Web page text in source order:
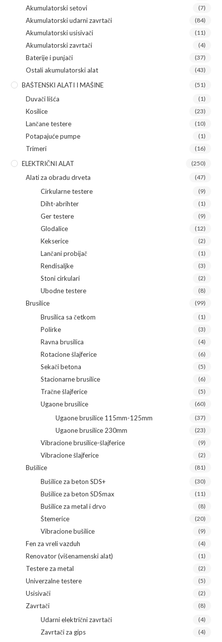
Akumulatorski setovi (7)
Akumulatorski udarni zavrtači (84)
Akumulatorski usisivači (11)
Akumulatorski zavrtači (4)
Baterije i punjači (37)
Ostali akumulatorski alat (43)
BAŠTENSKI ALATI I MAŠINE (51)
Duvači lišća (1)
Kosilice (23)
Lančane testere (10)
Potapajuće pumpe (1)
Trimeri (16)
ELEKTRIČNI ALAT (250)
Alati za obradu drveta (47)
Cirkularne testere (9)
Diht-abrihter (1)
Ger testere (9)
Glodalice (12)
Kekserice (2)
Lančani probijač (1)
Rendisaljke (3)
Stoni cirkulari (2)
Ubodne testere (8)
Brusilice (99)
Brusilica sa četkom (1)
Polirke (3)
Ravna brusilica (4)
Rotacione šlajferice (6)
Sekači betona (5)
Stacionarne brusilice (6)
Tračne šlajferice (5)
Ugaone brusilice (60)
Ugaone brusilice 115mm-125mm (37)
Ugaone brusilice 230mm (23)
Vibracione brusilice-šlajferice (9)
Vibracione šlajferice (2)
Bušilice (81)
Bušilice za beton SDS+ (30)
Bušilice za beton SDSmax (11)
Bušilice za metal i drvo (8)
Štemerice (20)
Vibracione bušilice (9)
Fen za vreli vazduh (4)
Renovator (višenamenski alat) (1)
Testere za metal (2)
Univerzalne testere (5)
Usisivači (2)
Zavrtači (8)
Udarni električni zavrtači (4)
Zavrtači za gips (4)